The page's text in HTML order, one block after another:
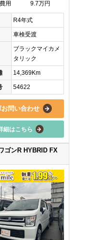
用
9.7万円
R4年式
車検受渡
ブラックマイカメ
タリック
14,369Km
54622
お問い合わせ
細はこちら
ゴンR HYBRID FX